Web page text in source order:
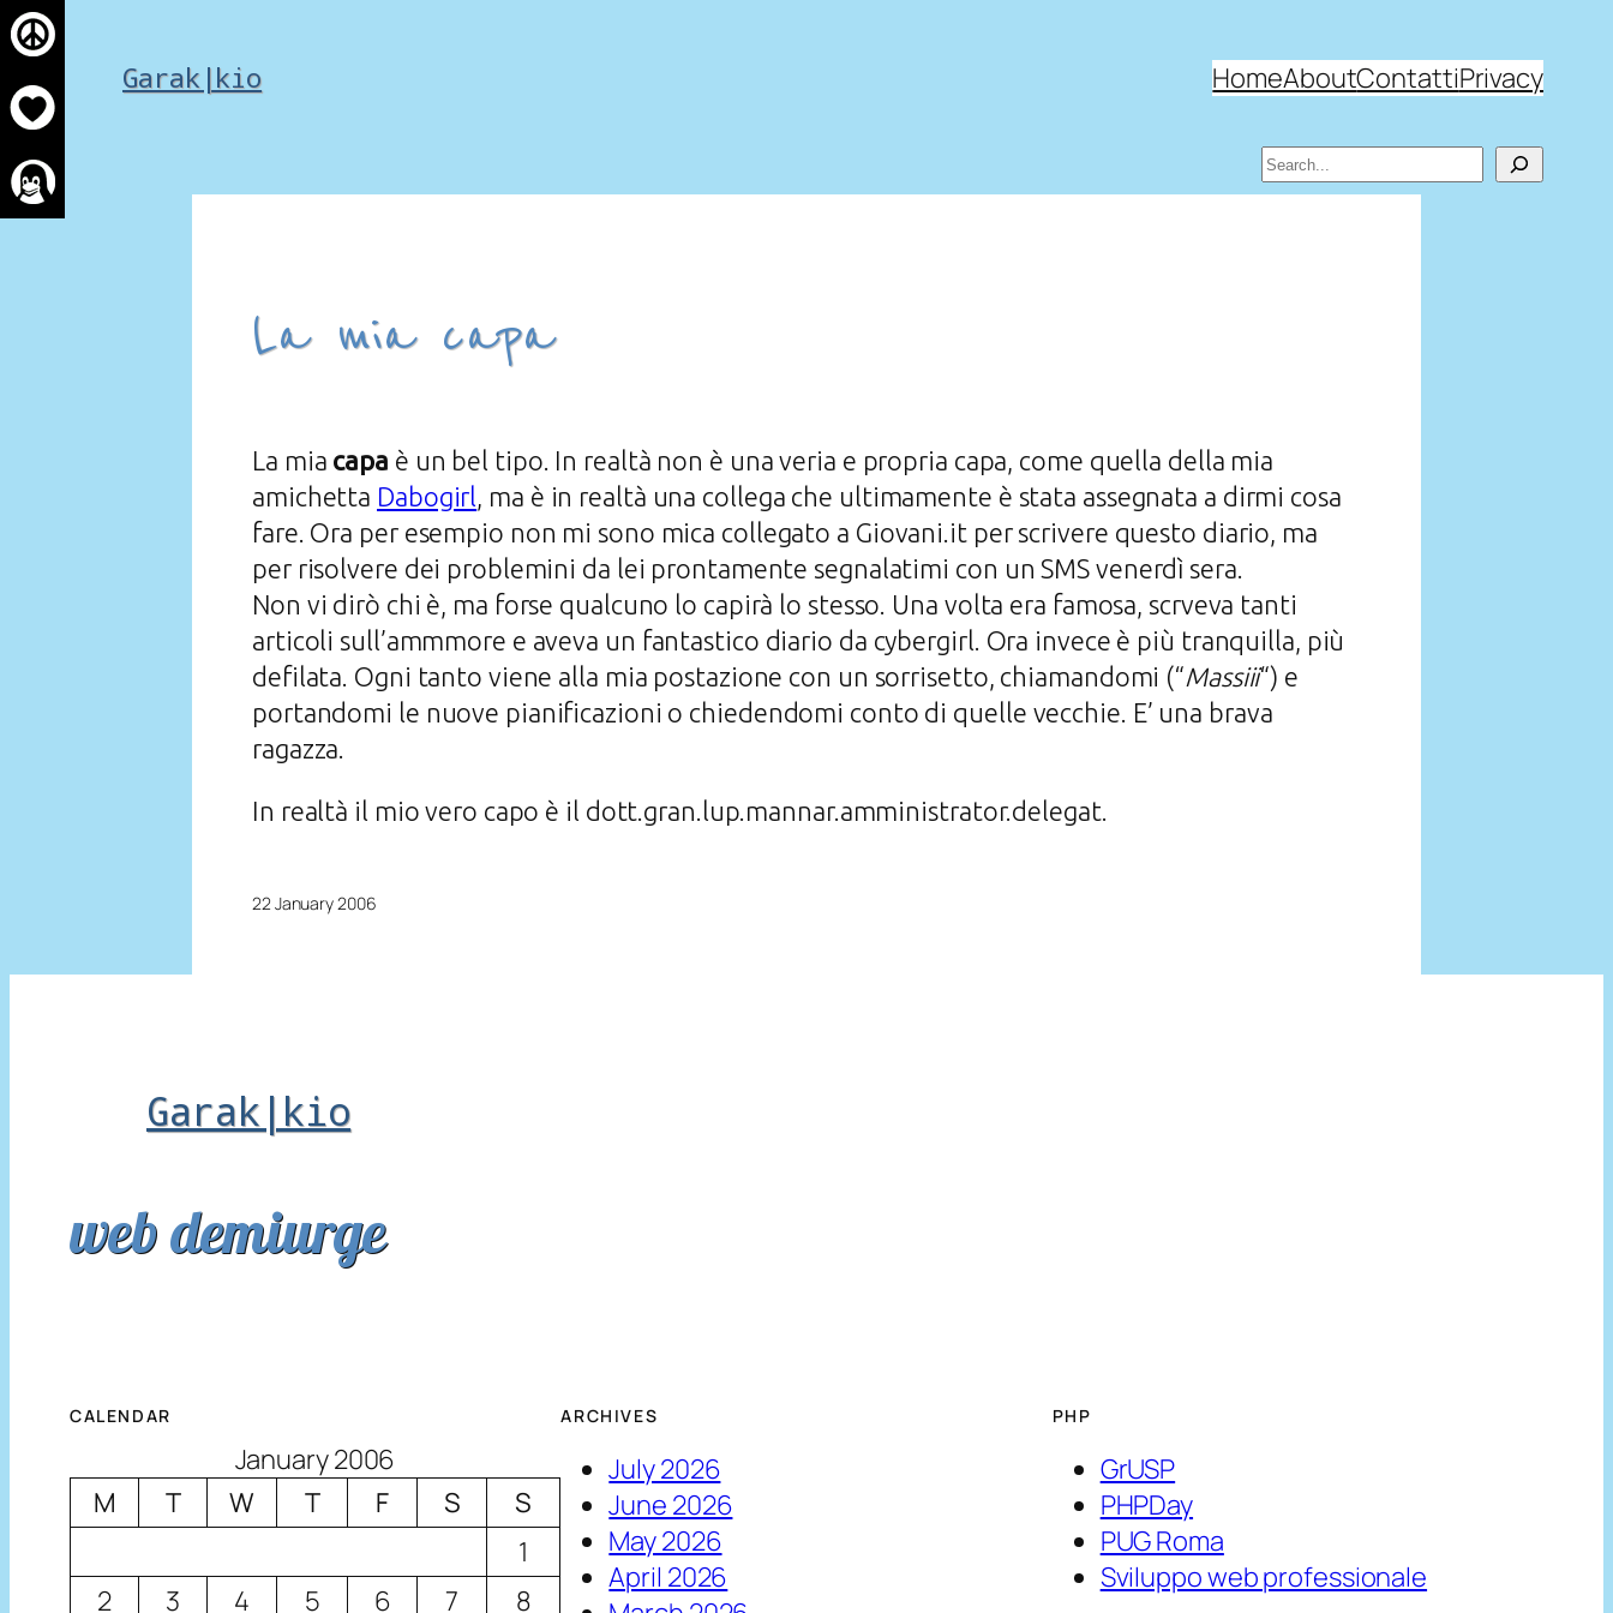
Skip
to
content
Garak|kio HomeAboutContattiPrivacy
Search
La mia capa
La mia capa è un bel tipo. In realtà non è una veria e propria capa, come quella della mia
amichetta Dabogirl , ma è in realtà una collega che ultimamente è stata assegnata a dirmi cosa
fare. Ora per esempio non mi sono mica collegato a Giovani.it per scrivere questo diario, ma
per risolvere dei problemini da lei prontamente segnalatimi con un SMS venerdì sera.
Non vi dirò chi è, ma forse qualcuno lo capirà lo stesso. Una volta era famosa, scrveva tanti
articoli sull’ammmore e aveva un fantastico diario da cybergirl. Ora invece è più tranquilla, più
defilata. Ogni tanto viene alla mia postazione con un sorrisetto, chiamandomi (“Massiii“) e
portandomi le nuove pianificazioni o chiedendomi conto di quelle vecchie. E’ una brava
ragazza.
In realtà il mio vero capo è il dott.gran.lup.mannar.amministrator.delegat.
22 January 2006
Garak|kio
web demiurge
CALENDAR
January 2006
M
T W T F S
S
1
2
3 4 5 6 7 8
ARCHIVES
July 2026
June 2026
May 2026
April 2026
PHP
GrUSP
PHPDay
PUG Roma
Sviluppo web professionale